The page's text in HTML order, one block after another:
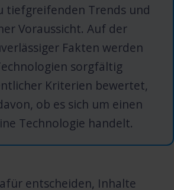
tiefgreifenden Trends und
Voraussicht. Auf der
Fakten werden
sorgfältig
Kriterien bewertet,
ob es sich um einen
Technologie handelt.
entscheiden, Inhalte